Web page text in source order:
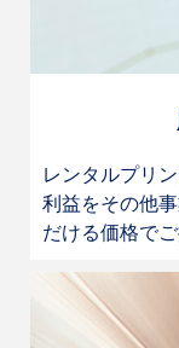
レンタルプリ
利益をその他
だける価格で